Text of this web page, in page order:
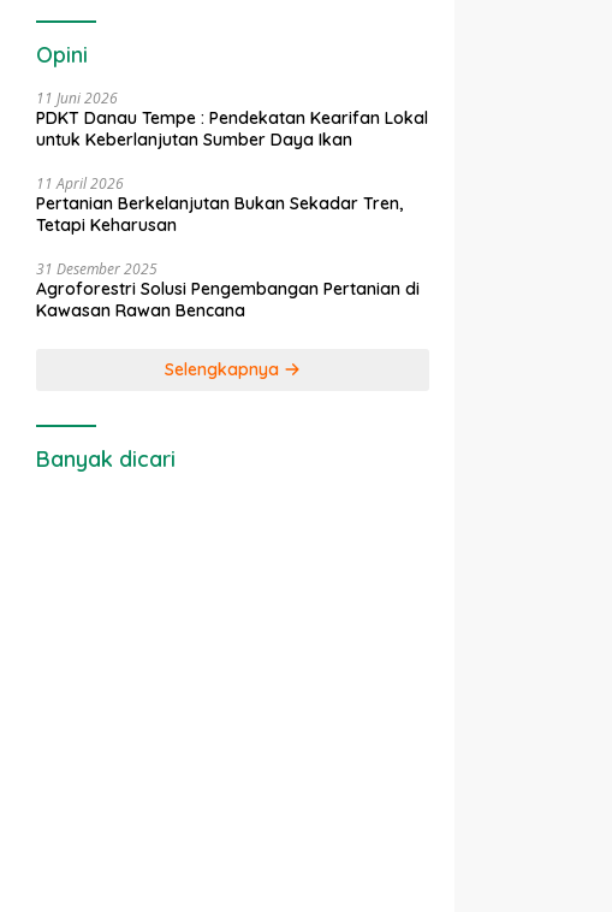
Opini
11 Juni 2026
PDKT Danau Tempe : Pendekatan Kearifan Lokal
untuk Keberlanjutan Sumber Daya Ikan
11 April 2026
Pertanian Berkelanjutan Bukan Sekadar Tren,
Tetapi Keharusan
31 Desember 2025
Agroforestri Solusi Pengembangan Pertanian di
Kawasan Rawan Bencana
Selengkapnya
Banyak dicari